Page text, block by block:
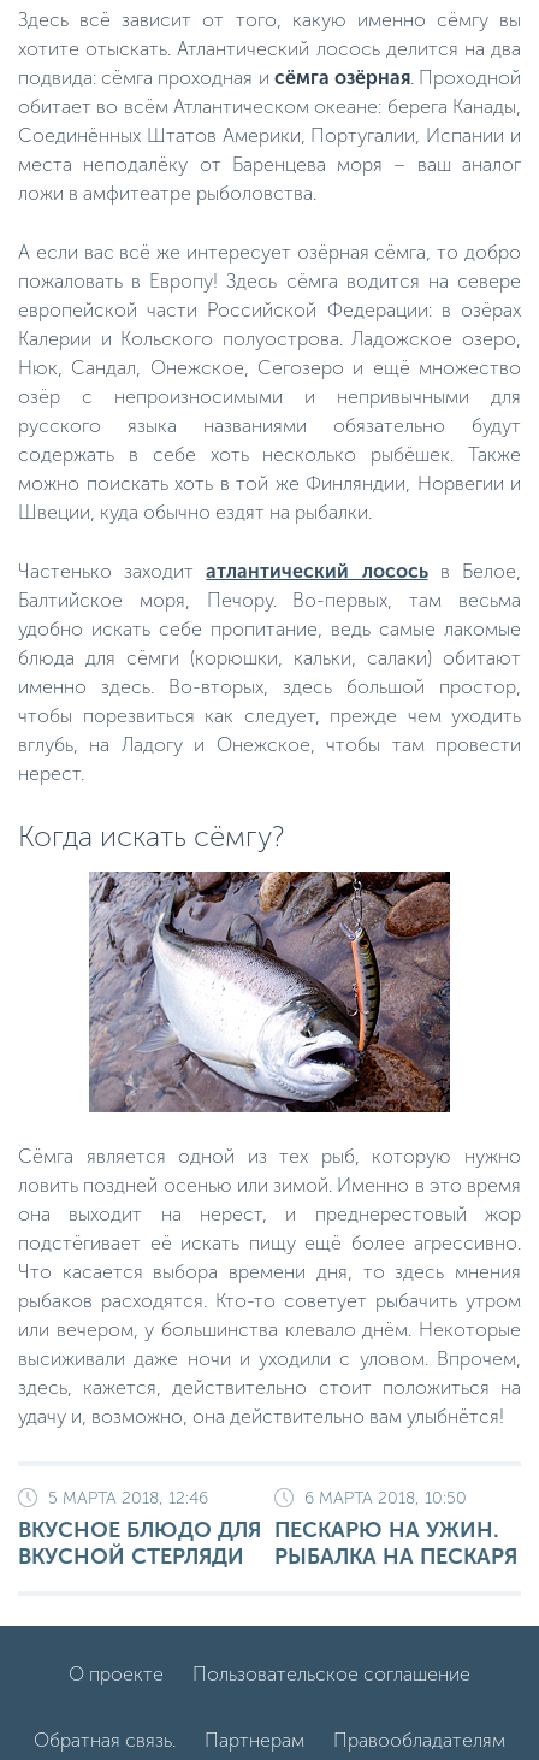
Здесь всё зависит от того, какую именно сёмгу вы
хотите отыскать. Атлантический лосось делится на два
подвида: сёмга проходная и сёмга озёрная. Проходной
обитает во всём Атлантическом океане: берега Канады,
Соединённых Штатов Америки, Португалии, Испании и
места неподалёку от Баренцева моря – ваш аналог
ложи в амфитеатре рыболовства.
А если вас всё же интересует озёрная сёмга, то добро
пожаловать в Европу! Здесь сёмга водится на севере
европейской части Российской Федерации: в озёрах
Калерии и Кольского полуострова. Ладожское озеро,
Нюк, Сандал, Онежское, Сегозеро и ещё множество
озёр с непроизносимыми и непривычными для
русского языка названиями обязательно будут
содержать в себе хоть несколько рыбёшек. Также
можно поискать хоть в той же Финляндии, Норвегии и
Швеции, куда обычно ездят на рыбалки.
Частенько заходитатлантический лососьв Белое,
Балтийское моря, Печору. Во-первых, там весьма
удобно искать себе пропитание, ведь самые лакомые
блюда для сёмги (корюшки, кальки, салаки) обитают
именно здесь. Во-вторых, здесь большой простор,
чтобы порезвиться как следует, прежде чем уходить
вглубь, на Ладогу и Онежское, чтобы там провести
нерест.
Когда искать сёмгу?
Сёмга является одной из тех рыб, которую нужно
ловить поздней осенью или зимой. Именно в это время
она выходит на нерест, и преднерестовый жор
подстёгивает её искать пищу ещё более агрессивно.
Что касается выбора времени дня, то здесь мнения
рыбаков расходятся. Кто-то советует рыбачить утром
или вечером, у большинства клевало днём. Некоторые
высиживали даже ночи и уходили с уловом. Впрочем,
здесь, кажется, действительно стоит положиться на
удачу и, возможно, она действительно вам улыбнётся!
5 МАРТА 2018, 12:46
ВКУСНОЕ БЛЮДО ДЛЯ
ВКУСНОЙ СТЕРЛЯДИ
6 МАРТА 2018, 10:50
ПЕСКАРЮ НА УЖИН.
РЫБАЛКА НА ПЕСКАРЯ
О проекте Пользовательское соглашение
Обратная связь. Партнерам Правообладателям